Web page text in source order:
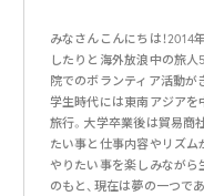
みなさんこんにちは！2014
したりと海外放浪中の旅
院でのボランティア活動が
学生時代には東南アジアを
旅行。大学卒業後は貿易商
たい事と仕事内容やリズム
やりたい事を楽しみながら
のもと、現在は夢の一つで